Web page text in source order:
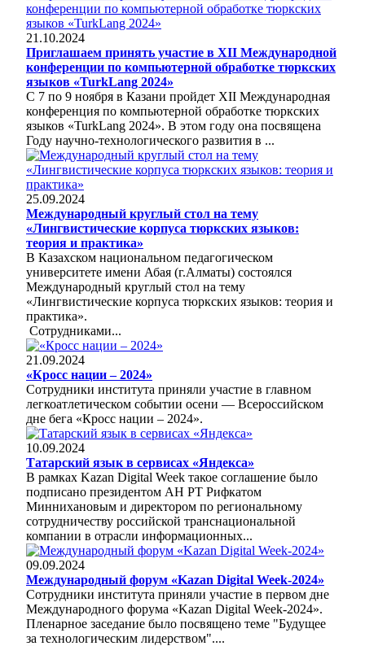
21.10.2024
Приглашаем принять участие в ХII Международной
конференции по компьютерной обработке тюркских
языков «TurkLang 2024»
С 7 по 9 ноября в Казани пройдет ХII Международная
конференция по компьютерной обработке тюркских
языков «TurkLang 2024». В этом году она посвящена
Году научно-технологического развития в ...
25.09.2024
Международный круглый стол на тему
«Лингвистические корпуса тюркских языков:
теория и практика»
В Казахском национальном педагогическом
университете имени Абая (г.Алматы) состоялся
Международный круглый стол на тему
«Лингвистические корпуса тюркских языков: теория и
практика».
Сотрудниками...
21.09.2024
«Кросс нации – 2024»
Сотрудники института приняли участие в главном
легкоатлетическом событии осени — Всероссийском
дне бега «Кросс нации – 2024».
10.09.2024
Татарский язык в сервисах «Яндекса»
В рамках Kazan Digital Week такое соглашение было
подписано президентом АН РТ Рифкатом
Миннихановым и директором по региональному
сотрудничеству российской транснациональной
компании в отрасли информационных...
09.09.2024
Международный форум «Kazan Digital Week-2024»
Сотрудники института приняли участие в первом дне
Международного форума «Kazan Digital Week-2024».
Пленарное заседание было посвящено теме "Будущее
за технологическим лидерством"....